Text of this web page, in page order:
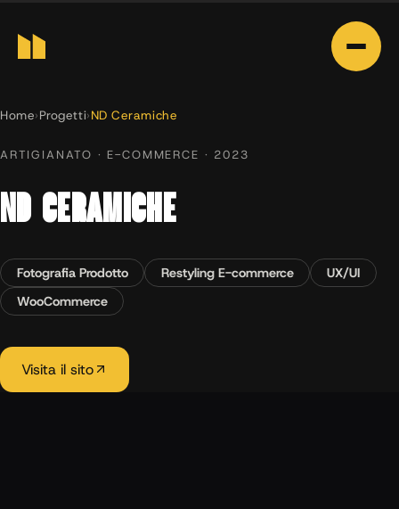
Home›Progetti›ND Ceramiche
ARTIGIANATO · E-COMMERCE · 2023
ND CERAMICHE
Fotografia Prodotto Restyling E-commerce
UX/UI
WooCommerce
Visita il sito